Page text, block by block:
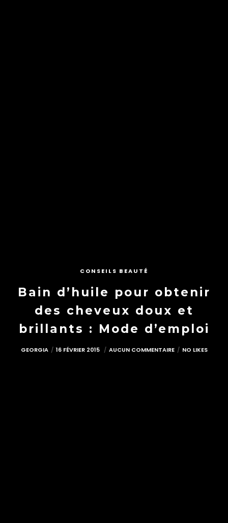
CONSEILS BEAUTÉ
Bain d’huile pour obtenir
des cheveux doux et
brillants : Mode d’emploi
GEORGIA 16 FÉVRIER 2015 AUCUN COMMENTAIRE NO LIKES